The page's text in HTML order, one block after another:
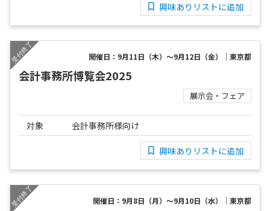
興味ありリストに追加
開催日：9月11日（木）～9月12日（金）｜東京都
会計事務所博覧会2025
展示会・フェア
対象 会計事務所様向け
興味ありリストに追加
開催日：9月8日（月）～9月10日（水）｜東京都